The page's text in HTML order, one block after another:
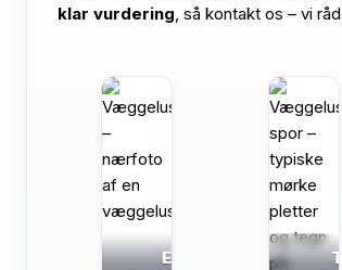
klar vurdering, så kontakt os – vi
Eksempel